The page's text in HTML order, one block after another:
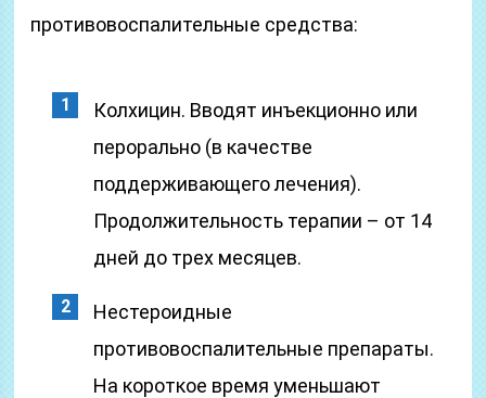
противовоспалительные средства:
Колхицин. Вводят инъекционно или
перорально (в качестве
поддерживающего лечения).
Продолжительность терапии – от 14
дней до трех месяцев.
Нестероидные
противовоспалительные препараты.
На короткое время уменьшают